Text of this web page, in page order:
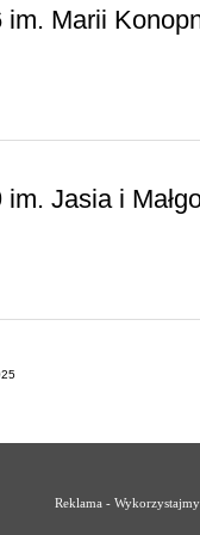
Marii
Jasia i
Reklama -